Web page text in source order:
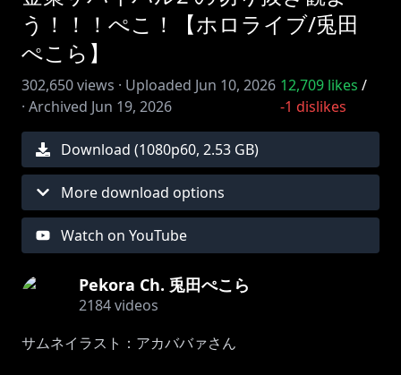
う！！！ぺこ！【ホロライブ/兎田
ぺこら】
302,650views · Uploaded Jun 10, 2026
· Archived Jun 19, 2026
12,709 likes /
-1 dislikes
Download (1080p60, 2.53 GB)
More download options
Watch on YouTube
Pekora Ch. 兎田ぺこら
2184videos
サムネイラスト：アカババァさん